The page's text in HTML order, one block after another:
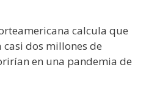
calcula que
casi dos millones de
en una pandemia de